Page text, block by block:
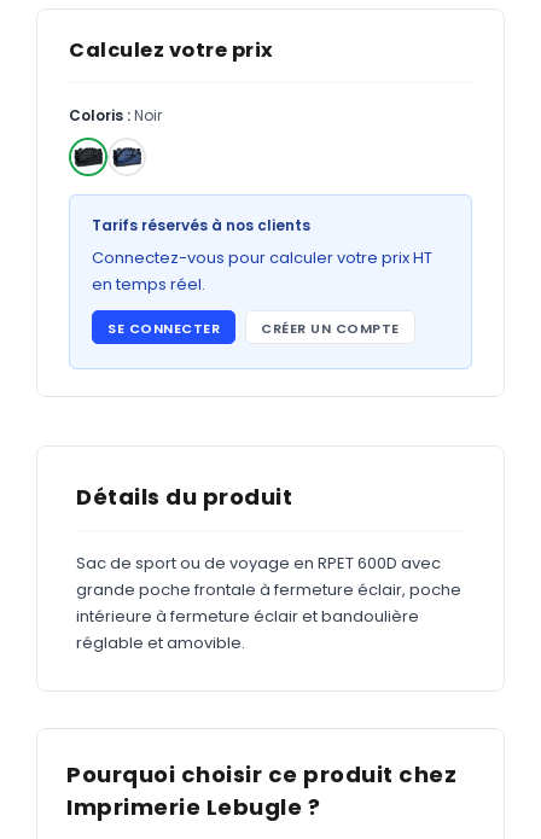
Bons de commande
GRAND FORMAT
Abribus
Plans
Bâche
ADHÉSIFS
Étiquettes adhésives en bobine
Adhésifs vitrine
Sweatshirts Nouveau
Calculez votre prix
Coloris :Noir
Tarifs réservés à nos clients
Connectez-vous pour calculer votre prix HT
en temps réel.
SE CONNECTER CRÉER UN COMPTE
Détails du produit
Sac de sport ou de voyage en RPET 600D avec
grande poche frontale à fermeture éclair, poche
intérieure à fermeture éclair et bandoulière
réglable et amovible.
Pourquoi choisir ce produit chez
Imprimerie Lebugle ?